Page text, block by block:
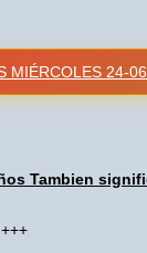
MIÉRCOLES 24-
Tambien
+++